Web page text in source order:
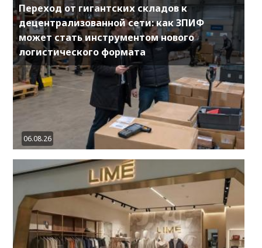
Переход от гигантских складов к
децентрализованной сети: как ЗПИФ
может стать инструментом нового
логистического формата
06.08.26